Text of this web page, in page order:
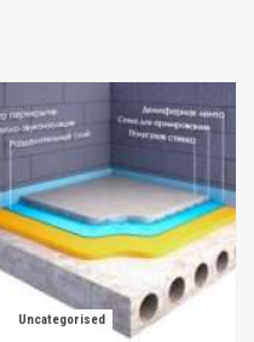
Uncategorised